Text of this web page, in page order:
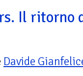
Il ritorno
Davide